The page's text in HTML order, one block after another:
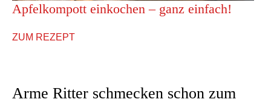
Apfelkompott einkochen – ganz einfach!
ZUM REZEPT
Arme Ritter schmecken schon zum